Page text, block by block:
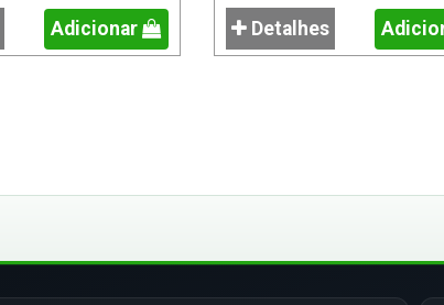
Adicionar Detalhes